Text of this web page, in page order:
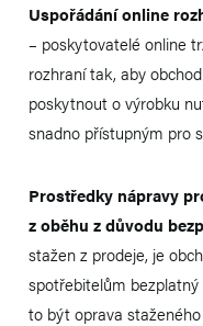
Uspořádání online
– poskytovatelé online
rozhraní tak, aby
poskytnout o výrobku
snadno přístupným pro
Prostředky nápravy
z oběhu z důvodu
stažen z prodeje, je
spotřebitelům
to být oprava